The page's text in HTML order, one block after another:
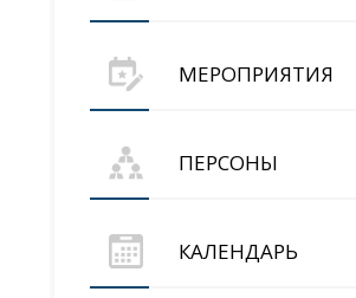
МЕРОПРИЯТИЯ
ПЕРСОНЫ
КАЛЕНДАРЬ